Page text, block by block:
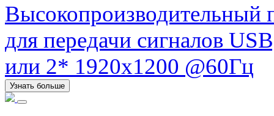
для передачи сигналов
или 2* 1920х1200 @60Гц
Узнать больше